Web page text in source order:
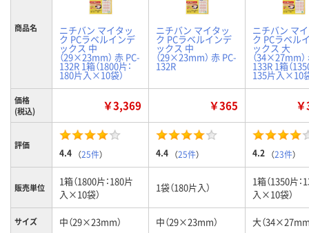
商品名 ニチバン マイタッ
ク PCラベルインデ
ックス 中
（29×23mm） 赤 PC-
132R 1箱（1800片：
180片入×10袋）
ニチバン マイタッ
ク PCラベルインデ
ックス 中
（29×23mm） 赤 PC-
132R
ニチバン マ
ク PCラベル
ックス 大
（34×27mm
133R 1箱（
135片入×10
価格
(税込)
￥3,369 ￥365
評価
4.4 （25件） 4.4 （25件） 4.2 （23件）
販売単位
1箱（1800片：180片
入×10袋）
1袋（180片入）
1箱（1350片：
入×10袋）
サイズ 中（29×23mm） 中（29×23mm） 大（34×27mm